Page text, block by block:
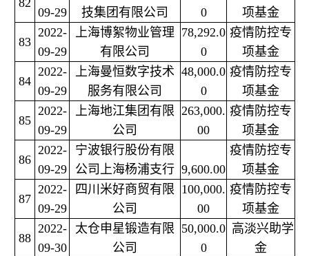
82
09-29
技集团有限公司
0
项基金
83
2022-
09-29
上海博絮物业管理
有限公司
78,292.0
0
疫情防控专
项基金
84
2022-
09-29
上海曼恒数字技术
服务有限公司
48,000.0
0
疫情防控专
项基金
85
2022-
09-29
上海地江集团有限
公司
263,000.
00
疫情防控专
项基金
86
2022-
09-29
宁波银行股份有限
公司上海杨浦支行 9,600.00
疫情防控专
项基金
87
2022-
09-29
四川米好商贸有限
公司
100,000.
00
疫情防控专
项基金
88
2022-
09-30
太仓申星锻造有限
公司
50,000.0
0
高淡兴助学
金